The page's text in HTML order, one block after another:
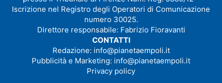
Iscrizione nel Registro degli Operatori di Comunicazione
numero 30025.
Direttore responsabile: Fabrizio Fioravanti
CONTATTI
Redazione: info@pianetaempoli.it
Pubblicità e Marketing: info@pianetaempoli.it
Privacy policy